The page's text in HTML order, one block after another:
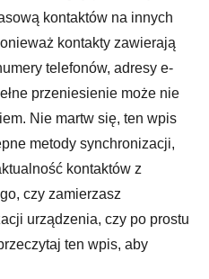
kontaktów na innych
kontakty zawierają
telefonów, adresy e-
przeniesienie może nie
Nie martw się, ten wpis
metody synchronizacji,
kontaktów z
czy zamierzasz
urządzenia, czy po prostu
ten wpis, aby